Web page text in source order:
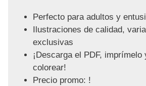
Perfecto para adultos y
Ilustraciones de calidad,
exclusivas
¡Descarga el PDF, imprímelo
colorear!
Precio promo: !